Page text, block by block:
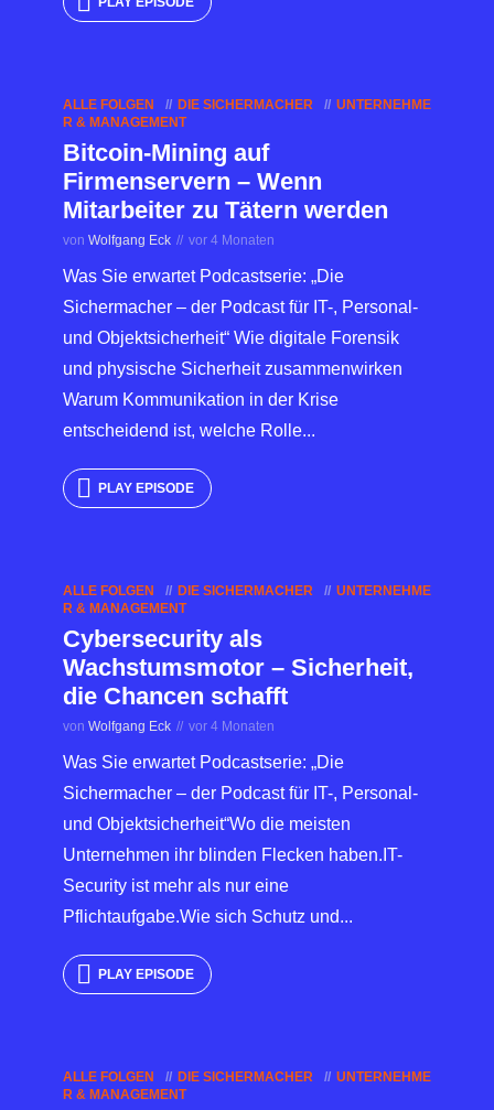
ALLE FOLGEN DIE SICHERMACHER
UNTERNEHME
R & MANAGEMENT
Bitcoin-Mining auf
Firmenservern – Wenn
Mitarbeiter zu Tätern werden
von Wolfgang Eck vor 4 Monaten
Was Sie erwartet Podcastserie: „Die
Sichermacher – der Podcast für IT-, Personal-
und Objektsicherheit“ Wie digitale Forensik
und physische Sicherheit zusammenwirken
Warum Kommunikation in der Krise
entscheidend ist, welche Rolle...
PLAY EPISODE
ALLE FOLGEN DIE SICHERMACHER
UNTERNEHME
R & MANAGEMENT
Cybersecurity als
Wachstumsmotor – Sicherheit,
die Chancen schafft
von Wolfgang Eck vor 4 Monaten
Was Sie erwartet Podcastserie: „Die
Sichermacher – der Podcast für IT-, Personal-
und Objektsicherheit“Wo die meisten
Unternehmen ihr blinden Flecken haben.IT-
Security ist mehr als nur eine
Pflichtaufgabe.Wie sich Schutz und...
PLAY EPISODE
ALLE FOLGEN DIE SICHERMACHER
UNTERNEHME
R & MANAGEMENT